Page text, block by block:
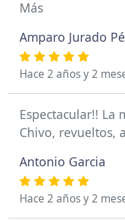
Más
Amparo Jurado
Hace 2 años y 2
Espectacular!! La
Chivo, revueltos,
Antonio Garcia
Hace 2 años y 2